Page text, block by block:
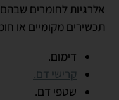
אלרגיות לחומרים
תכשירים מקומיים או
דימום.
קרישי דם.
שטפי דם.